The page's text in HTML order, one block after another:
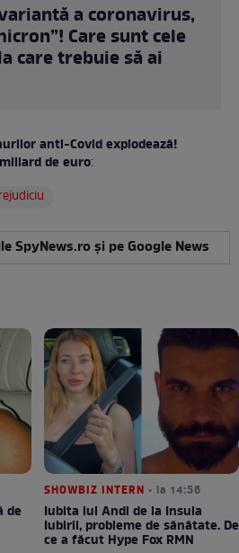
a coronavirus,
Care sunt cele
care trebuie să ai
anti-Covid explodează!
de euro:
SpyNews.ro și pe Google News
de
SHOWBIZ INTERN • la 14:56
Iubita lui Andi de la Insula
Iubirii, probleme de sănătate. De
ce a făcut Hype Fox RMN